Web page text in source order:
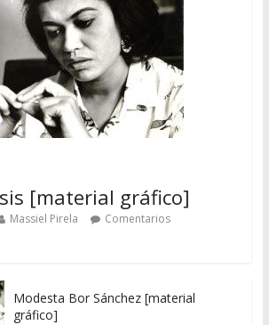
[material gráfico]
Massiel Pirela
Comentarios
Modesta Bor Sánchez [material
gráfico]